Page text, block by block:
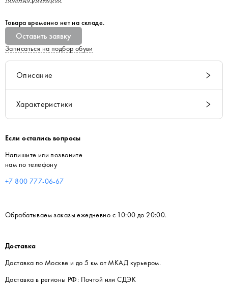
Товара временно нет на складе.
Оставить заявку
Записаться на подбор обуви
Описание
Характеристики
Если остались вопросы
Напишите или позвоните
нам по телефону
+7 800 777-06-67
Обрабатываем заказы ежедневно с 10:00 до 20:00.
Доставка
Доставка по Москве и до 5 км от МКАД курьером.
Доставка в регионы РФ: Почтой или СДЭК